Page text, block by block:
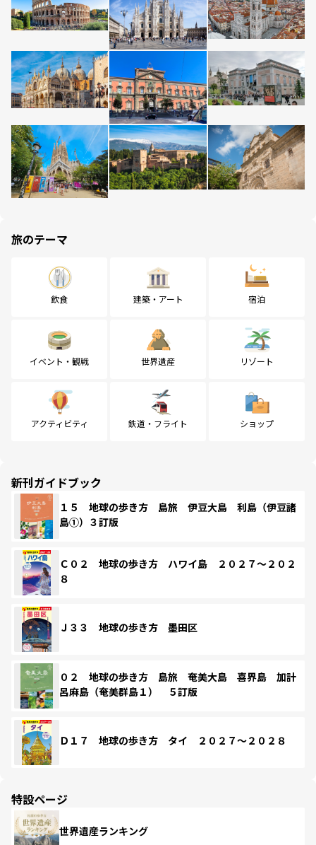
旅のテーマ
飲食 建築・アート 宿泊
イベント・観戦 世界遺産 リゾート
アクティビティ 鉄道・フライト ショップ
新刊ガイドブック
１５ 地球の歩き方 島旅 伊豆大島 利島（伊豆諸
島①）３訂版
Ｃ０２ 地球の歩き方 ハワイ島 ２０２７～２０２
８
Ｊ３３ 地球の歩き方 墨田区
０２ 地球の歩き方 島旅 奄美大島 喜界島 加計
呂麻島（奄美群島１） ５訂版
Ｄ１７ 地球の歩き方 タイ ２０２７～２０２８
特設ページ
世界遺産ランキング